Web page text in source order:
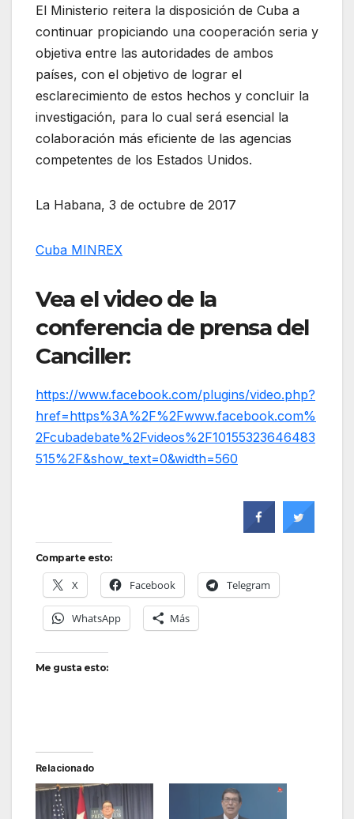
El Ministerio reitera la disposición de Cuba a
continuar propiciando una cooperación seria y
objetiva entre las autoridades de ambos
países, con el objetivo de lograr el
esclarecimiento de estos hechos y concluir la
investigación, para lo cual será esencial la
colaboración más eficiente de las agencias
competentes de los Estados Unidos.
La Habana, 3 de octubre de 2017
Cuba MINREX
Vea el video de la
conferencia de prensa del
Canciller:
https://www.facebook.com/plugins/video.php?
href=https%3A%2F%2Fwww.facebook.com%
2Fcubadebate%2Fvideos%2F10155323646483
515%2F&show_text=0&width=560
Comparte esto:
X Facebook Telegram
WhatsApp Más
Me gusta esto:
Relacionado